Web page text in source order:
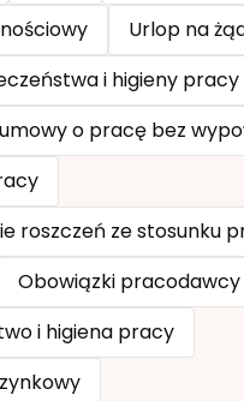
Urlop na
i higieny pracy
o pracę bez
roszczeń ze stosunku
Obowiązki pracodawcy
i higiena pracy